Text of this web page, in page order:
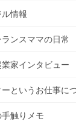
情報
ンスママの日常
業家インタビュー
ーというお仕事に
手触りメモ